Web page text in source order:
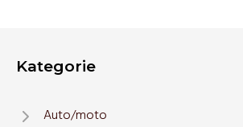
Kategorie
Auto/moto